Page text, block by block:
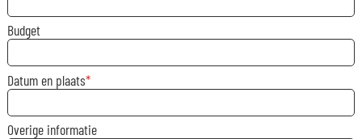
Budget
Datum en plaats
Overige informatie